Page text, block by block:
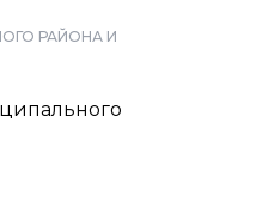
РАЙОНА И